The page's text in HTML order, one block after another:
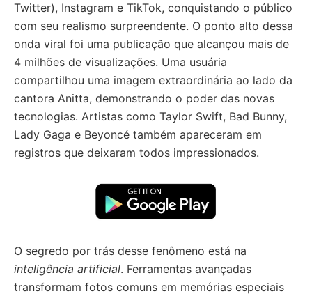
Twitter), Instagram e TikTok, conquistando o público
com seu realismo surpreendente. O ponto alto dessa
onda viral foi uma publicação que alcançou mais de
4 milhões de visualizações. Uma usuária
compartilhou uma imagem extraordinária ao lado da
cantora Anitta, demonstrando o poder das novas
tecnologias. Artistas como Taylor Swift, Bad Bunny,
Lady Gaga e Beyoncé também apareceram em
registros que deixaram todos impressionados.
O segredo por trás desse fenômeno está na
inteligência artificial. Ferramentas avançadas
transformam fotos comuns em memórias especiais